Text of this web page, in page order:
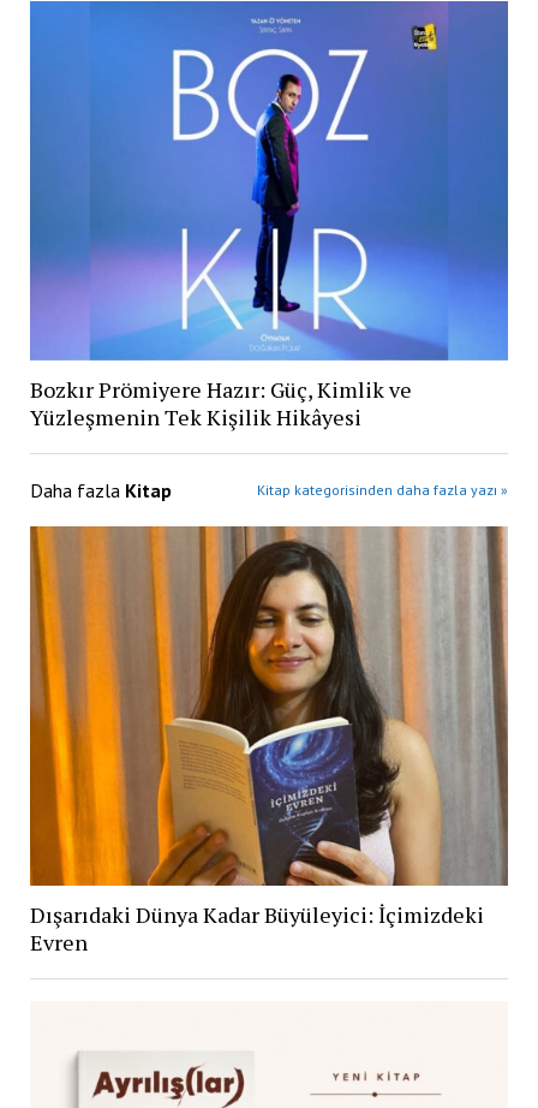
Bozkır Prömiyere Hazır: Güç, Kimlik ve
Yüzleşmenin Tek Kişilik Hikâyesi
Daha fazla Kitap Kitap kategorisinden daha fazla yazı »
Dışarıdaki Dünya Kadar Büyüleyici: İçimizdeki
Evren